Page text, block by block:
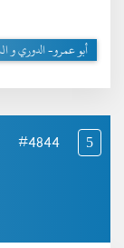
أبو عمرو- الدوري و
5
#4844